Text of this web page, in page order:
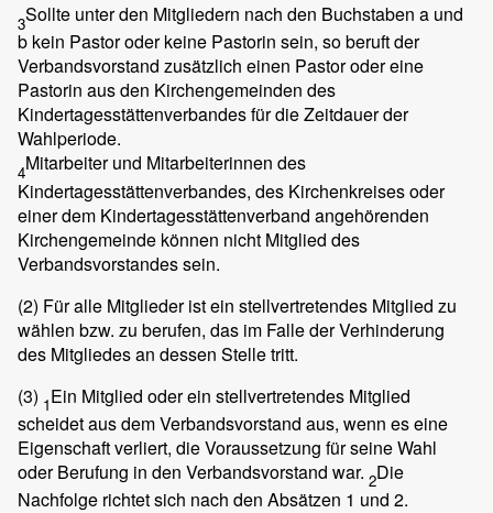
3Sollte unter den Mitgliedern nach den Buchstaben a und
b kein Pastor oder keine Pastorin sein, so beruft der
Verbandsvorstand zusätzlich einen Pastor oder eine
Pastorin aus den Kirchengemeinden des
Kindertagesstättenverbandes für die Zeitdauer der
Wahlperiode.
4Mitarbeiter und Mitarbeiterinnen des
Kindertagesstättenverbandes, des Kirchenkreises oder
einer dem Kindertagesstättenverband angehörenden
Kirchengemeinde können nicht Mitglied des
Verbandsvorstandes sein.
(2) Für alle Mitglieder ist ein stellvertretendes Mitglied zu
wählen bzw. zu berufen, das im Falle der Verhinderung
des Mitgliedes an dessen Stelle tritt.
(3) 1Ein Mitglied oder ein stellvertretendes Mitglied
scheidet aus dem Verbandsvorstand aus, wenn es eine
Eigenschaft verliert, die Voraussetzung für seine Wahl
oder Berufung in den Verbandsvorstand war. 2Die
Nachfolge richtet sich nach den Absätzen 1 und 2.